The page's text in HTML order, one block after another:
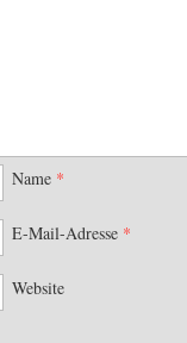
Name *
E-Mail-Adresse *
Website